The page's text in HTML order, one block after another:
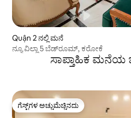
Quận 2 ನಲ್ಲಿ ಮನೆ
ನ್ಯೂ ವಿಲ್ಲಾ 5 ಬೆಡ್‌ರೂಮ್, ಕರೋಕೆ
ಸಾಪ್ತಾಹಿಕ ಮನೆಯ
ಗೆಸ್ಟ್‌ಗಳ ಅಚ್ಚುಮೆಚ್ಚಿನದು
ಗೆಸ್ಟ್‌ಗಳ ಅಚ್ಚುಮೆಚ್ಚಿನದು